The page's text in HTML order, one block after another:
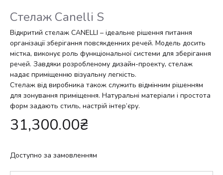
Стелаж Canelli S
Відкритий стелаж CANELLI – ідеальне рішення питання
організації зберігання повсякденних речей. Модель досить
містка, виконує роль функціональної системи для зберігання
речей. Завдяки розробленому дизайн-проекту, стелаж
надає приміщенню візуальну легкість.
Стелаж від виробника також служить відмінним рішенням
для зонування приміщення. Натуральні матеріали і простота
форм задають стиль, настрій інтер’єру.
31,300.00₴
Доступно за замовленням